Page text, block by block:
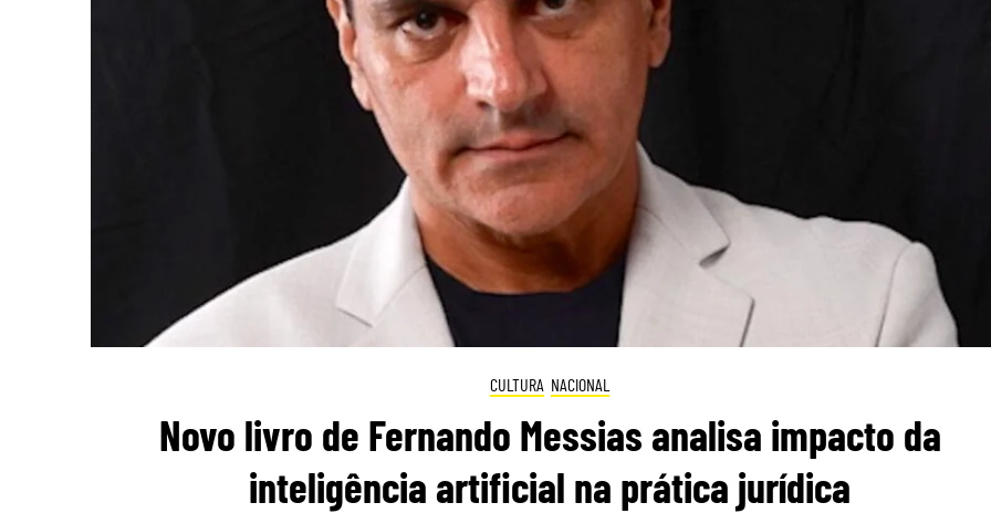
CULTURA NACIONAL
Novo livro de Fernando Messias analisa impacto da
inteligência artificial na prática jurídica